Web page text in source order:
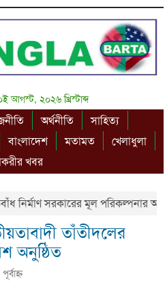
২০২৬ খ্রিস্টাব্দ
অর্থনীতি
সাহিত্য
বাংলাদেশ মতামত
খেলাধুলা
খবর
সরকারের মূল পরিকল্পনার অংশ –
তাঁতীদলের
অনুষ্ঠিত